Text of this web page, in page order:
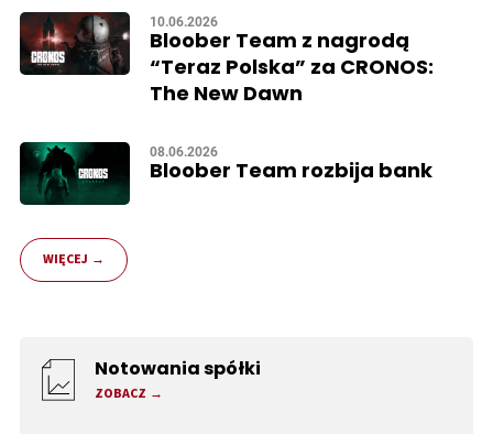
10.06.2026
Bloober Team z nagrodą
“Teraz Polska” za CRONOS:
The New Dawn
08.06.2026
Bloober Team rozbija bank
WIĘCEJ
Notowania spółki
ZOBACZ